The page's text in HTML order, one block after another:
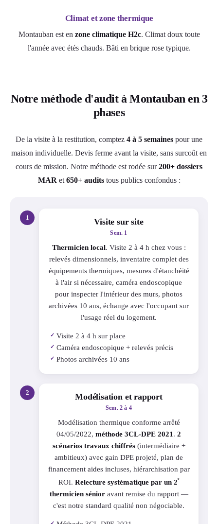
Climat et zone thermique
Montauban est en zone climatique H2c. Climat doux toute
l'année avec étés chauds. Bâti en brique rose typique.
Notre méthode d'audit à Montauban en 3
phases
De la visite à la restitution, comptez 4 à 5 semaines pour une
maison individuelle. Devis ferme avant la visite, sans surcoût en
cours de mission. Notre méthode est rodée sur200+ dossiers
MAR et 650+ auditstous publics confondus :
1 Visite sur site
Sem. 1
Thermicien local. Visite 2 à 4 h chez vous :
relevés dimensionnels, inventaire complet des
équipements thermiques, mesures d'étanchéité
à l'air si nécessaire, caméra endoscopique
pour inspecter l'intérieur des murs, photos
archivées 10 ans, échange avec l'occupant sur
l'usage réel du logement.
✓ Visite 2 à 4 h sur place
✓ Caméra endoscopique + relevés précis
✓ Photos archivées 10 ans
2 Modélisation et rapport
Sem. 2 à 4
Modélisation thermique conforme arrêté
04/05/2022, méthode 3CL-DPE 2021 . 2
scénarios travaux chiffrés(intermédiaire +
ambitieux) avec gain DPE projeté, plan de
financement aides incluses, hiérarchisation par
ROI. Relecture systématique par un 2ᵉ
thermicien sénioravant remise du rapport —
c'est notre standard qualité non négociable.